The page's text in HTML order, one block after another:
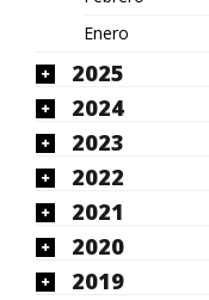
Enero
2025
2024
2023
2022
2021
2020
2019